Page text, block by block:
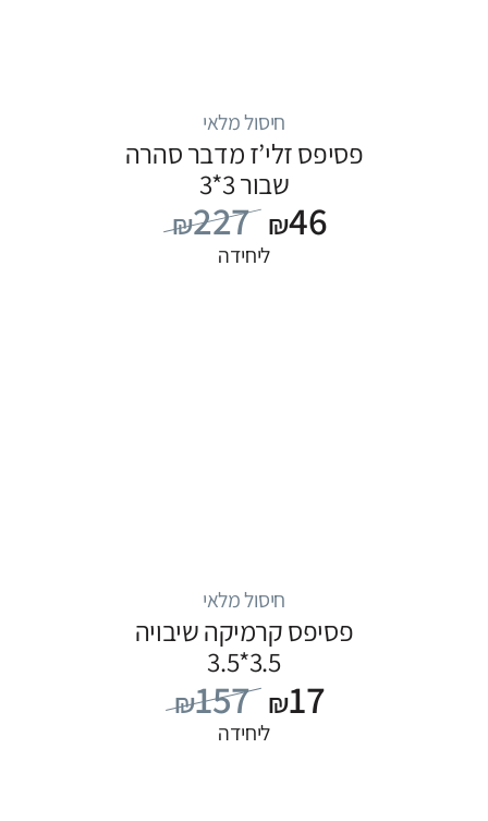
חיסול מלאי
פסיפס זלי’ז מדבר סהרה
שבור 3*3
₪227 ₪46
ליחידה
חיסול מלאי
פסיפס קרמיקה שיבויה
3.5*3.5
₪157 ₪17
ליחידה